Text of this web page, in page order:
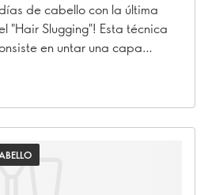
de cabello con la última
"Hair Slugging"! Esta técnica
en untar una capa
y saludable. Pero,
en tu melena?
realmente vale la pena toda la